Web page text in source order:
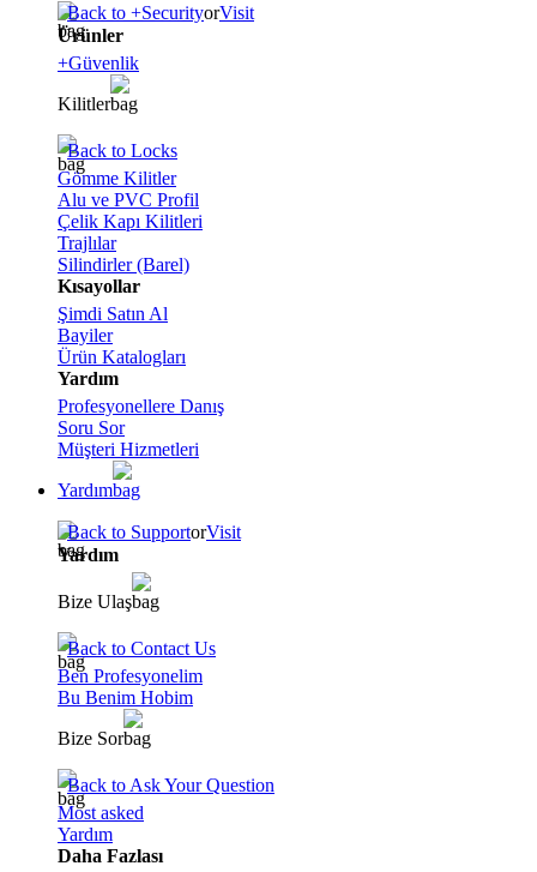
Back to +SecurityorVisit
Ürünler
+Güvenlik
Kilitler
Back to Locks
Gömme Kilitler
Alu ve PVC Profil
Çelik Kapı Kilitleri
Trajlılar
Silindirler (Barel)
Kısayollar
Şimdi Satın Al
Bayiler
Ürün Katalogları
Yardım
Profesyonellere Danış
Soru Sor
Müşteri Hizmetleri
Yardım
Back to SupportorVisit
Yardım
Bize Ulaş
Back to Contact Us
Ben Profesyonelim
Bu Benim Hobim
Bize Sor
Back to Ask Your Question
Most asked
Yardım
Daha Fazlası